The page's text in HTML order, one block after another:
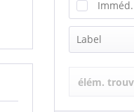
Label
élém.